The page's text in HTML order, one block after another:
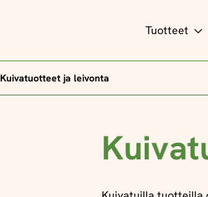
Tuotteet
Kuivatuotteet ja leivonta